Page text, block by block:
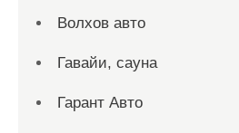
Волхов авто
Гавайи, сауна
Гарант Авто